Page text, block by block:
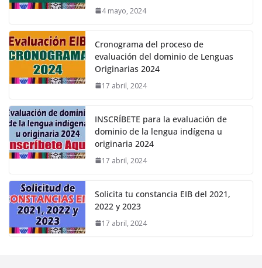
4 mayo, 2024
Cronograma del proceso de
evaluación del dominio de Lenguas
Originarias 2024
17 abril, 2024
INSCRÍBETE para la evaluación de
dominio de la lengua indígena u
originaria 2024
17 abril, 2024
Solicita tu constancia EIB del 2021,
2022 y 2023
17 abril, 2024